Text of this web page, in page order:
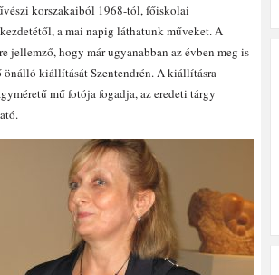
korszakaiból 1968-tól, főiskolai
a mai napig láthatunk műveket. A
jellemző, hogy már ugyanabban az évben meg is
önálló kiállítását Szentendrén. A kiállításra
mű fotója fogadja, az eredeti tárgy